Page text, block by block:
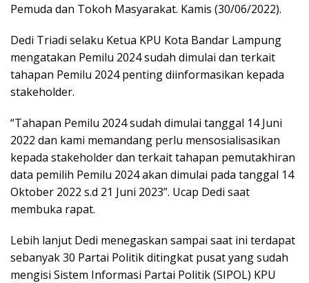
Pemuda dan Tokoh Masyarakat. Kamis (30/06/2022).
Dedi Triadi selaku Ketua KPU Kota Bandar Lampung
mengatakan Pemilu 2024 sudah dimulai dan terkait
tahapan Pemilu 2024 penting diinformasikan kepada
stakeholder.
“Tahapan Pemilu 2024 sudah dimulai tanggal 14 Juni
2022 dan kami memandang perlu mensosialisasikan
kepada stakeholder dan terkait tahapan pemutakhiran
data pemilih Pemilu 2024 akan dimulai pada tanggal 14
Oktober 2022 s.d 21 Juni 2023”. Ucap Dedi saat
membuka rapat.
Lebih lanjut Dedi menegaskan sampai saat ini terdapat
sebanyak 30 Partai Politik ditingkat pusat yang sudah
mengisi Sistem Informasi Partai Politik (SIPOL) KPU